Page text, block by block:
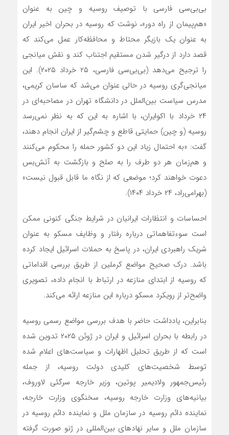
بی‌بی‌سی فارسی با توصیف روسیه و چین به عنوان
«هم‌پیمان از راه دور»، نوشت که روسیه در بحران اخیر ایران
به عنوان یک بازیگر محتاط و محافظه‌کار عمل می‌کند که
قصد دارد از درگیر شدن مستقیم اجتناب کند و نقش میانجی
را ترجیح می‌دهد (بی‌بی‌سی فارسی، ۲۵ خرداد ۲۰۲۵). این
میانجی‌گری روسیه در حالی عنوان می‌شد که ساسان کریمی،
مدرس سیاست بین‌الملل در دانشگاه تهران در مصاحبه‌ای در
۲۴ خرداد با اکوایران، با اشاره به این که به نظر نمی‌رسد
روسیه (و چین) حمایتی قاطع و چشم‌گیر از ایران انجام دهند،
گفت: «به احتمال زیاد این دو کشور حمله را محکوم می‌کنند
و هم‌زمان هر دو طرف را به صلح و بازگشت به آتش‌بس
دعوت خواهند کرد؛ موضعی که از نگاه ما قابل قبول نیست»
(بهرامی‌راد، ۲۴ خرداد ۱۴۰۴).
احساسات و انتظارات ایرانیان در شرایط جنگی کنونی ممکن
است سوء‌تفاهماتی درباره رفتار و وظایف مسکو به ‌عنوان
شریک راهبردی ایران، در پاسخ به حملات اسرائیل ایجاد کرده
باشد. درک صحیح مواضع کرملین از طریق بررسی اقداماتی
که روسیه از ابتدای منازعه در ارتباط با انجام داده، تصویری
واضح‌تر از رویکرد مسکو درباره این منازعه ارائه می‌کند.
بنابراین، یادداشت حاضر با هدف بررسی مواضع رسمی روسیه
در رابطه با بحران اسرائیل و ایران در ژوئن ۲۰۲۵ تدوین شده
است که از طریق تحلیل اظهارات و سیاست‌های اعلام شده
توسط شخصیت‌های کلیدی دولت روسیه، از جمله
رئیس‌جمهور ولادیمیر پوتین، وزیر خارجه سرگئی لاوروف،
بیانیه‌های وزارت خارجه روسیه، سخنگوی وزارت خارجه،
نماینده دائم روسیه در سازمان ملل و نماینده دائم روسیه در
سازمان ملل و سایر نهادهای بین‌المللی در ژنو صورت گرفته